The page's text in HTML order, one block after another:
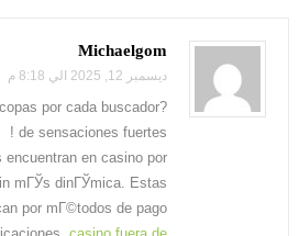
Michaelgom
ديسمبر 12, 2025 الي 8:18 م
por cada buscador
de sensaciones fuertes !
encuentran en casino por
mГЎs dinГЎmica. Estas
por mГ©todos de pago
casino fuera de